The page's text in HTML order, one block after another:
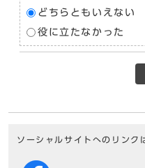
どちらともいえない
役に立たなかった
ソーシャルサイトへのリンク